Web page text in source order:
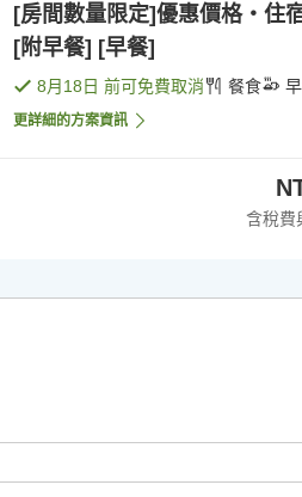
[房間數量限定]優惠價格・住
[附早餐] [早餐]
8月18日 前可免費取消 餐食
更詳細的方案資訊
含稅費